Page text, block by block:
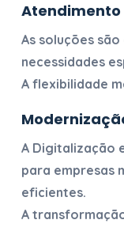
As soluções
necessidades
A flexibilidade
A Digitalização
para empresas
eficientes.
A